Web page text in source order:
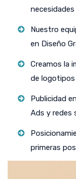
Nuestro
en Diseño
Creamos la
de logotipos
Publicidad
Ads y redes
primeras